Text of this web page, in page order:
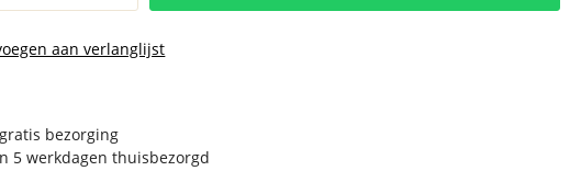
aan verlanglijst
bezorging
5 werkdagen thuisbezorgd